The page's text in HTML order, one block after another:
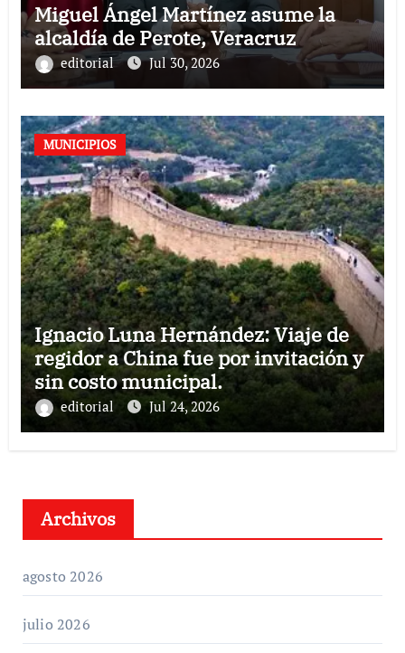
Miguel Ángel Martínez asume la
alcaldía de Perote, Veracruz
editorial Jul 30, 2026
MUNICIPIOS
Ignacio Luna Hernández: Viaje de
regidor a China fue por invitación y
sin costo municipal.
editorial Jul 24, 2026
Archivos
agosto 2026
julio 2026